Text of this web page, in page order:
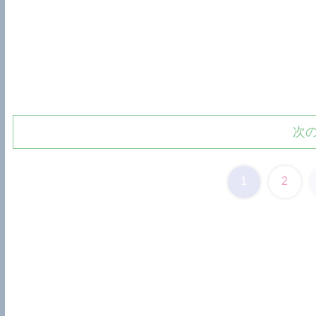
次
2